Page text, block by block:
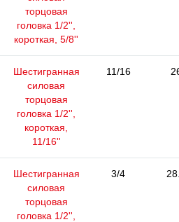
торцовая
головка 1/2'',
короткая, 5/8''
Шестигранная
силовая
торцовая
головка 1/2'',
короткая,
11/16''
11/16
Шестигранная
силовая
торцовая
головка 1/2'',
3/4